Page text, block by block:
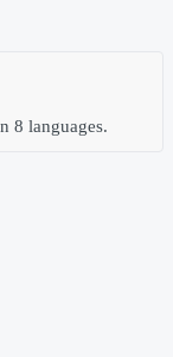
8 languages.